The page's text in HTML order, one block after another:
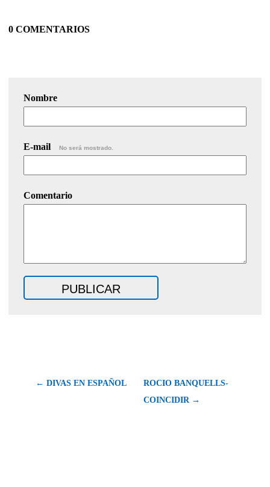
0 COMENTARIOS
Nombre
E-mail No será mostrado.
Comentario
← DIVAS EN ESPAÑOL
ROCIO BANQUELLS-
COINCIDIR →